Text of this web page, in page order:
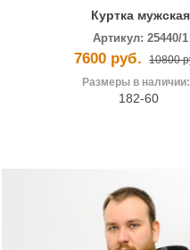
Куртка мужская
Артикул: 25440/1
7600 руб.
10800
Размеры в наличии:
182-60